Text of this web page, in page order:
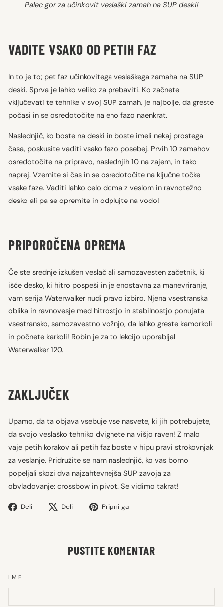
Palec gor za učinkovit veslaški zamah na SUP deski!
VADITE VSAKO OD PETIH FAZ
In to je to; pet faz učinkovitega veslaškega zamaha na SUP
deski. Sprva je lahko veliko za prebaviti. Ko začnete
vključevati te tehnike v svoj SUP zamah, je najbolje, da greste
počasi in se osredotočite na eno fazo naenkrat.
Naslednjič, ko boste na deski in boste imeli nekaj prostega
časa, poskusite vaditi vsako fazo posebej. Prvih 10 zamahov
osredotočite na pripravo, naslednjih 10 na zajem, in tako
naprej. Vzemite si čas in se osredotočite na ključne točke
vsake faze. Vaditi lahko celo doma z veslom in ravnotežno
desko ali pa se opremite in odplujte na vodo!
PRIPOROČENA OPREMA
Če ste srednje izkušen veslač ali samozavesten začetnik, ki
išče desko, ki hitro pospeši in je enostavna za manevriranje,
vam serija Waterwalker nudi pravo izbiro. Njena vsestranska
oblika in ravnovesje med hitrostjo in stabilnostjo ponujata
vsestransko, samozavestno vožnjo, da lahko greste kamorkoli
in počnete karkoli! Robin je za to lekcijo uporabljal
Waterwalker 120.
ZAKLJUČEK
Upamo, da ta objava vsebuje vse nasvete, ki jih potrebujete,
da svojo veslaško tehniko dvignete na višjo raven! Z malo
vaje petih korakov ali petih faz boste v hipu pravi strokovnjak
za veslanje. Pridružite se nam naslednjič, ko vas bomo
popeljali skozi dva najzahtevnejša SUP zavoja za
obvladovanje: crossbow in pivot. Se vidimo takrat!
Deli
Deli
Facebooku
Deli
Tweet
X
Pripni ga
Pinterest
PUSTITE KOMENTAR
IME